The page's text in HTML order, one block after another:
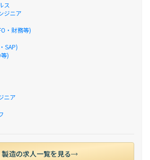
ス
ジニア
・財務等)
SAP)
)
ニア
製造の求人一覧を見る